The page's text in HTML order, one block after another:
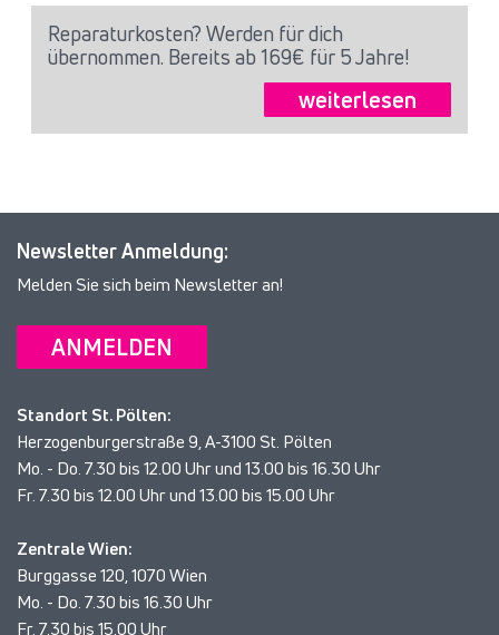
Reparaturkosten? Werden für dich
übernommen. Bereits ab 169€ für 5 Jahre!
weiterlesen
Newsletter Anmeldung:
Melden Sie sich beim Newsletter an!
ANMELDEN
Standort St. Pölten:
Herzogenburgerstraße 9, A-3100 St. Pölten
Mo. - Do. 7.30 bis 12.00 Uhr und 13.00 bis 16.30 Uhr
Fr. 7.30 bis 12.00 Uhr und 13.00 bis 15.00 Uhr
Zentrale Wien:
Burggasse 120, 1070 Wien
Mo. - Do. 7.30 bis 16.30 Uhr
Fr. 7.30 bis 15.00 Uhr